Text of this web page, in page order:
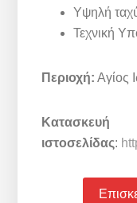
Υψηλή
Τεχνική
Περιοχή: Αγίος
Κατασκευή
ιστοσελίδας: